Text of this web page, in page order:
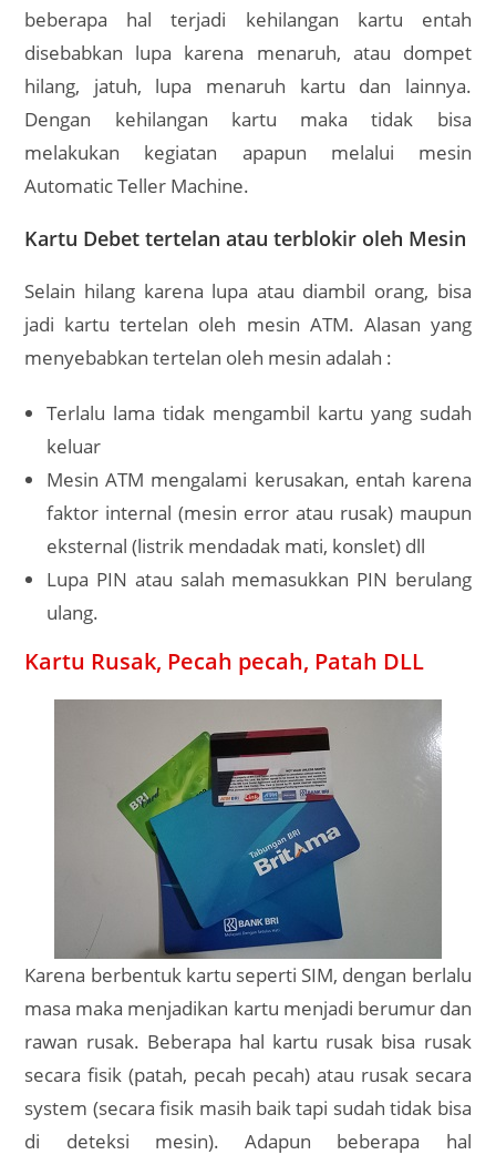
beberapa hal terjadi kehilangan kartu entah
disebabkan lupa karena menaruh, atau dompet
hilang, jatuh, lupa menaruh kartu dan lainnya.
Dengan kehilangan kartu maka tidak bisa
melakukan kegiatan apapun melalui mesin
Automatic Teller Machine.
Kartu Debet tertelan atau terblokir oleh Mesin
Selain hilang karena lupa atau diambil orang, bisa
jadi kartu tertelan oleh mesin ATM. Alasan yang
menyebabkan tertelan oleh mesin adalah :
Terlalu lama tidak mengambil kartu yang sudah
keluar
Mesin ATM mengalami kerusakan, entah karena
faktor internal (mesin error atau rusak) maupun
eksternal (listrik mendadak mati, konslet) dll
Lupa PIN atau salah memasukkan PIN berulang
ulang.
Kartu Rusak, Pecah pecah, Patah DLL
Karena berbentuk kartu seperti SIM, dengan berlalu
masa maka menjadikan kartu menjadi berumur dan
rawan rusak. Beberapa hal kartu rusak bisa rusak
secara fisik (patah, pecah pecah) atau rusak secara
system (secara fisik masih baik tapi sudah tidak bisa
di deteksi mesin). Adapun beberapa hal